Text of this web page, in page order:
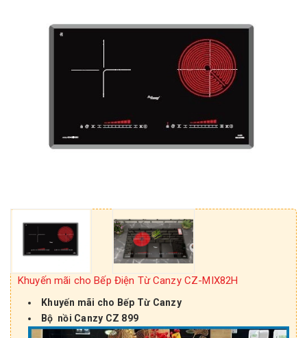
Khuyến mãi cho Bếp Điện Từ Canzy CZ-MIX82H
Khuyến mãi cho Bếp Từ Canzy
Bộ nồi Canzy CZ 899